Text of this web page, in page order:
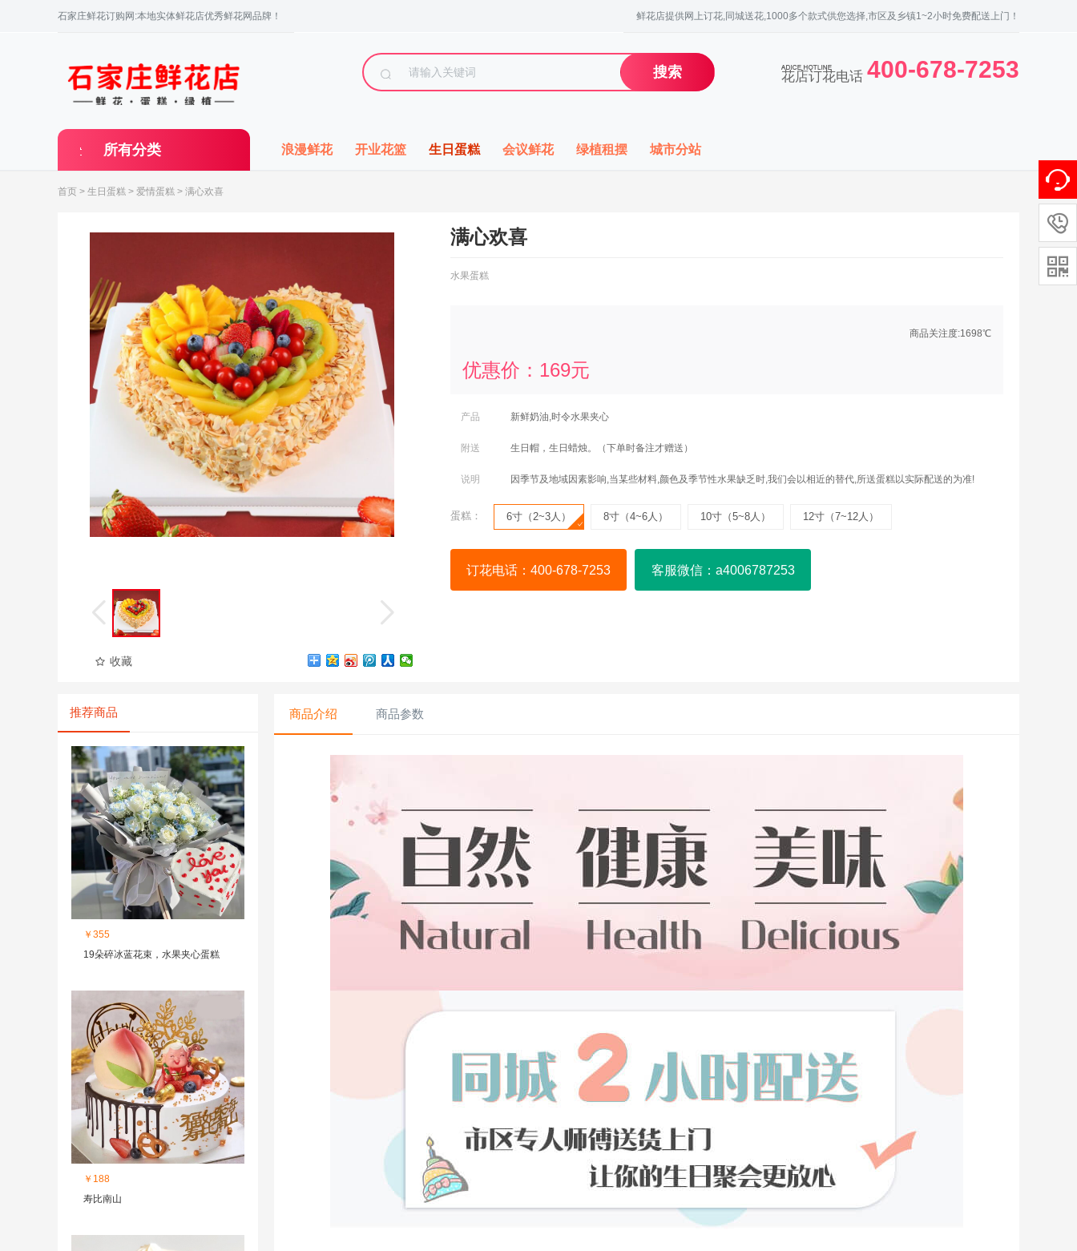
石家庄鲜花订购网:本地实体鲜花店优秀鲜花网品牌！ 鲜花店提供网上订花,同城送花,1000多个款式供您选择,市区及乡镇1~2小时免费配送上门！
搜索 花店订花电话 400-678-7253
所有分类 浪漫鲜花 开业花篮 生日蛋糕 会议鲜花 绿植租摆 城市分站
首页 > 生日蛋糕 > 爱情蛋糕 > 满心欢喜
收藏
满心欢喜
水果蛋糕
商品关注度:1698℃
优惠价： 169元
产品 新鲜奶油,时令水果夹心
附送 生日帽，生日蜡烛。（下单时备注才赠送）
说明 因季节及地域因素影响,当某些材料,颜色及季节性水果缺乏时,我们会以相近的替代,所送蛋糕以实际配送的为准!
蛋糕： 6寸（2~3人） 8寸（4~6人） 10寸（5~8人） 12寸（7~12人）
订花电话：400-678-7253 客服微信：a4006787253
推荐商品
￥355
19朵碎冰蓝花束，水果夹心蛋糕
￥188
寿比南山
商品介绍 商品参数

